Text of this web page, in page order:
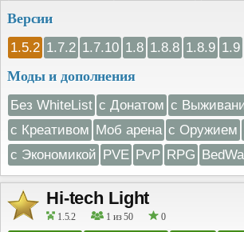
Версии
1.5.2 1.7.2 1.7.10 1.8 1.8.8 1.8.9 1.9
Моды и дополнения
Без WhiteList с Донатом с
с Креативом Моб арена с Оружием
с Экономикой PVE PvP RPG
Hi-tech Light
1.5.2 1 из 50 0